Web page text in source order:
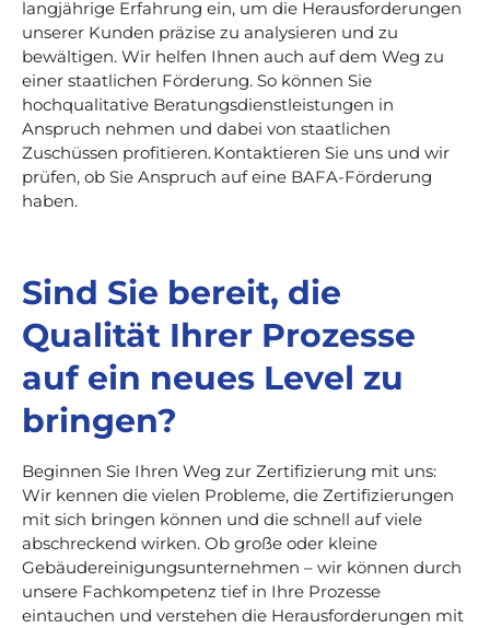
langjährige Erfahrung ein, um die Herausforderungen
unserer Kunden präzise zu analysieren und zu
bewältigen. Wir helfen Ihnen auch auf dem Weg zu
einer staatlichen Förderung. So können Sie
hochqualitative Beratungsdienstleistungen in
Anspruch nehmen und dabei von staatlichen
Zuschüssen profitieren. Kontaktieren Sie uns und wir
prüfen, ob Sie Anspruch auf eine BAFA-Förderung
haben.
Sind Sie bereit, die
Qualität Ihrer Prozesse
auf ein neues Level zu
bringen?
Beginnen Sie Ihren Weg zur Zertifizierung mit uns:
Wir kennen die vielen Probleme, die Zertifizierungen
mit sich bringen können und die schnell auf viele
abschreckend wirken. Ob große oder kleine
Gebäudereinigungsunternehmen – wir können durch
unsere Fachkompetenz tief in Ihre Prozesse
eintauchen und verstehen die Herausforderungen mit